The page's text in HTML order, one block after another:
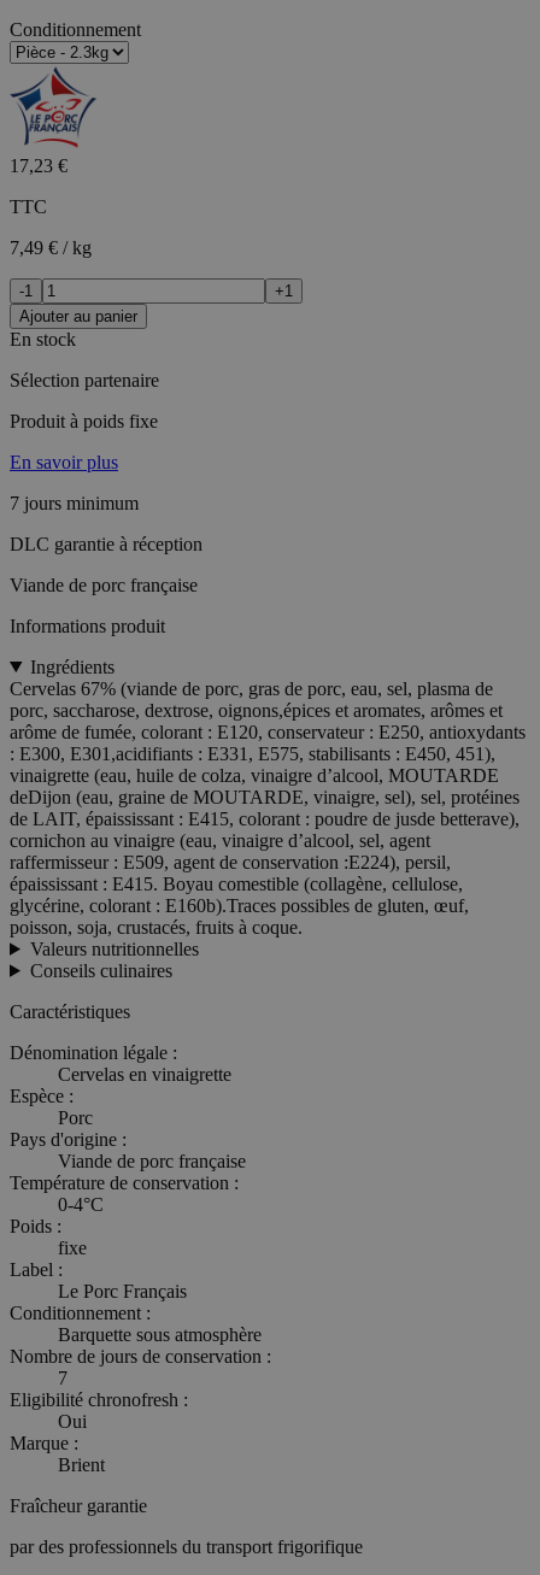
Conditionnement
17,23 €
TTC
7,49 € / kg
-1
+1
Ajouter au panier
En stock
Sélection partenaire
Produit à poids fixe
En savoir plus
7 jours minimum
DLC garantie à réception
Viande de porc française
Informations produit
Ingrédients
Cervelas 67% (viande de porc, gras de porc, eau, sel, plasma de
porc, saccharose, dextrose, oignons,épices et aromates, arômes et
arôme de fumée, colorant : E120, conservateur : E250, antioxydants
: E300, E301,acidifiants : E331, E575, stabilisants : E450, 451),
vinaigrette (eau, huile de colza, vinaigre d’alcool, MOUTARDE
deDijon (eau, graine de MOUTARDE, vinaigre, sel), sel, protéines
de LAIT, épaississant : E415, colorant : poudre de jusde betterave),
cornichon au vinaigre (eau, vinaigre d’alcool, sel, agent
raffermisseur : E509, agent de conservation :E224), persil,
épaississant : E415. Boyau comestible (collagène, cellulose,
glycérine, colorant : E160b).Traces possibles de gluten, œuf,
poisson, soja, crustacés, fruits à coque.
Valeurs nutritionnelles
Conseils culinaires
Caractéristiques
Dénomination légale :
Cervelas en vinaigrette
Espèce :
Porc
Pays d'origine :
Viande de porc française
Température de conservation :
0-4°C
Poids :
fixe
Label :
Le Porc Français
Conditionnement :
Barquette sous atmosphère
Nombre de jours de conservation :
7
Eligibilité chronofresh :
Oui
Marque :
Brient
Fraîcheur garantie
par des professionnels du transport frigorifique